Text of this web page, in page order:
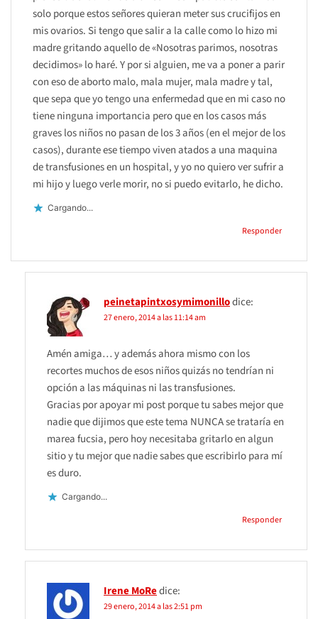
solo porque estos señores quieran meter sus crucifijos en
mis ovarios. Si tengo que salir a la calle como lo hizo mi
madre gritando aquello de «Nosotras parimos, nosotras
decidimos» lo haré. Y por si alguien, me va a poner a parir
con eso de aborto malo, mala mujer, mala madre y tal,
que sepa que yo tengo una enfermedad que en mi caso no
tiene ninguna importancia pero que en los casos más
graves los niños no pasan de los 3 años (en el mejor de los
casos), durante ese tiempo viven atados a una maquina
de transfusiones en un hospital, y yo no quiero ver sufrir a
mi hijo y luego verle morir, no si puedo evitarlo, he dicho.
Cargando...
Responder
peinetapintxosymimonillodice:
27 enero, 2014 a las 11:14 am
Amén amiga… y además ahora mismo con los
recortes muchos de esos niños quizás no tendrían ni
opción a las máquinas ni las transfusiones.
Gracias por apoyar mi post porque tu sabes mejor que
nadie que dijimos que este tema NUNCA se trataría en
marea fucsia, pero hoy necesitaba gritarlo en algun
sitio y tu mejor que nadie sabes que escribirlo para mí
es duro.
Cargando...
Responder
Irene MoRedice:
29 enero, 2014 a las 2:51 pm